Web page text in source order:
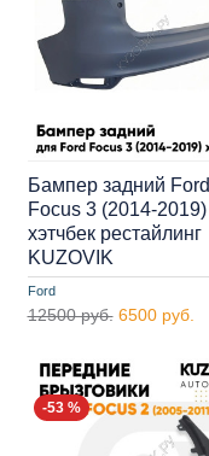
Ford
Бампер задний Ford
Focus 3 (2014-2019)
хэтчбек рестайлинг
KUZOVIK
12500 руб. 6500 руб.
-53 %